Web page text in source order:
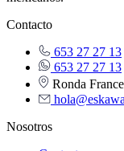
Contacto
653 27 27 13
653 27 27 13
Ronda
Nosotros